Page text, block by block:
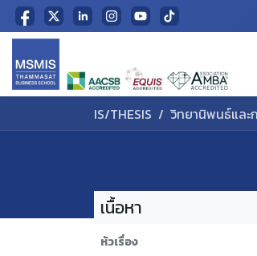
Skip to Content
IS/THESIS วิทยานิพนธ์และ
เนื้อหา
หัวเรื่อง